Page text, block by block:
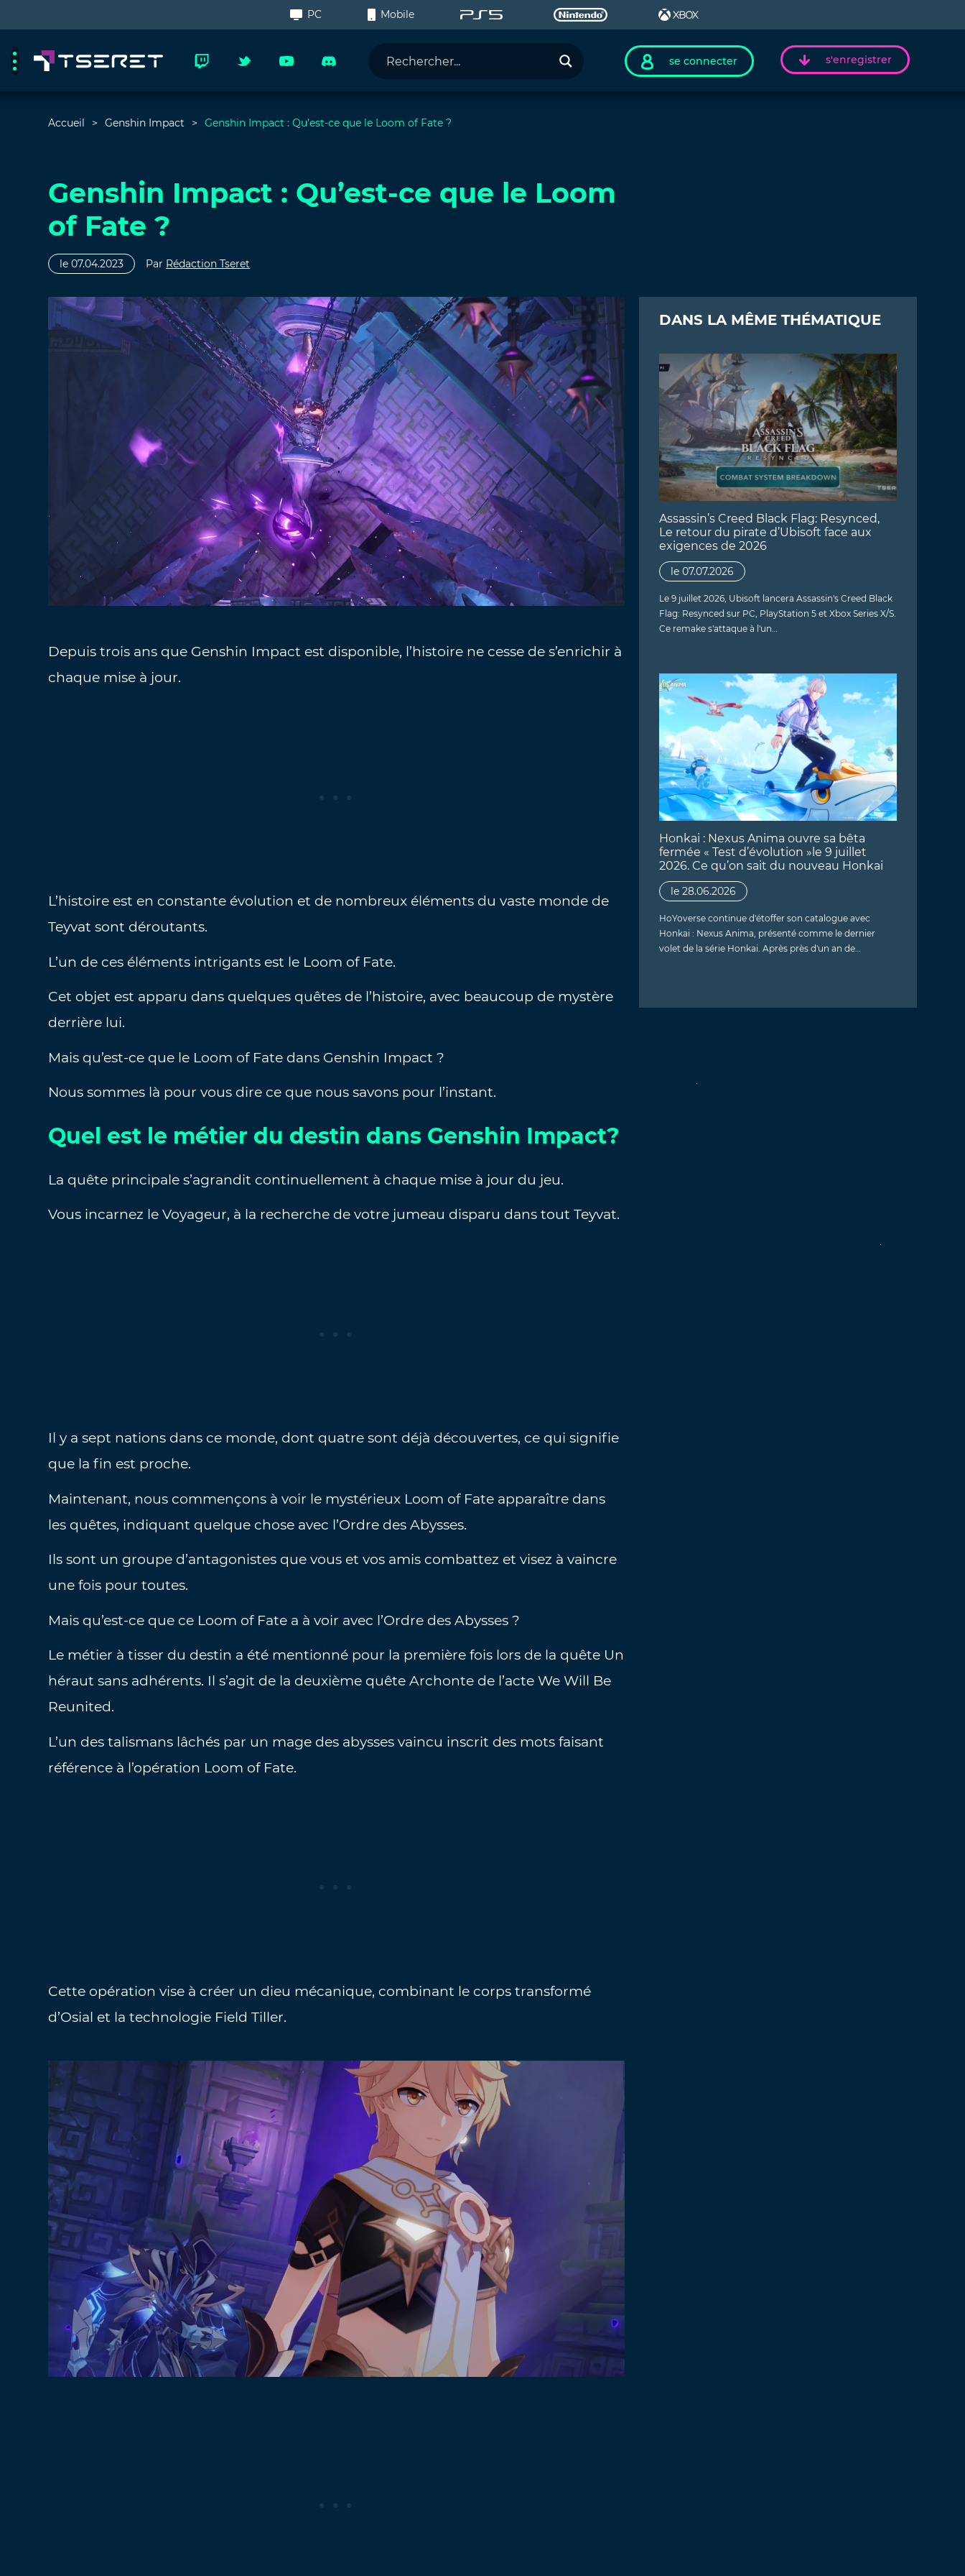
PC Mobile
se connecter s'enregistrer
Accueil Genshin Impact Genshin Impact : Qu’est-ce que le Loom of Fate ?
Genshin Impact : Qu’est-ce que le Loom
of Fate ?
le 07.04.2023 Par Rédaction Tseret
Depuis trois ans que Genshin Impact est disponible, l’histoire ne cesse de s’enrichir à
chaque mise à jour.
L’histoire est en constante évolution et de nombreux éléments du vaste monde de
Teyvat sont déroutants.
L’un de ces éléments intrigants est le Loom of Fate.
Cet objet est apparu dans quelques quêtes de l’histoire, avec beaucoup de mystère
derrière lui.
Mais qu’est-ce que le Loom of Fate dans Genshin Impact ?
Nous sommes là pour vous dire ce que nous savons pour l’instant.
Quel est le métier du destin dans Genshin Impact?
La quête principale s’agrandit continuellement à chaque mise à jour du jeu.
Vous incarnez le Voyageur, à la recherche de votre jumeau disparu dans tout Teyvat.
Il y a sept nations dans ce monde, dont quatre sont déjà découvertes, ce qui signifie
que la fin est proche.
Maintenant, nous commençons à voir le mystérieux Loom of Fate apparaître dans
les quêtes, indiquant quelque chose avec l’Ordre des Abysses.
Ils sont un groupe d’antagonistes que vous et vos amis combattez et visez à vaincre
une fois pour toutes.
Mais qu’est-ce que ce Loom of Fate a à voir avec l’Ordre des Abysses ?
Le métier à tisser du destin a été mentionné pour la première fois lors de la quête Un
héraut sans adhérents. Il s’agit de la deuxième quête Archonte de l’acte We Will Be
Reunited.
L’un des talismans lâchés par un mage des abysses vaincu inscrit des mots faisant
référence à l’opération Loom of Fate.
Cette opération vise à créer un dieu mécanique, combinant le corps transformé
d’Osial et la technologie Field Tiller.
DANS LA MÊME THÉMATIQUE
Assassin’s Creed Black Flag: Resynced,
Le retour du pirate d’Ubisoft face aux
exigences de 2026
le 07.07.2026
Le 9 juillet 2026, Ubisoft lancera Assassin's Creed Black
Flag: Resynced sur PC, PlayStation 5 et Xbox Series X/S.
Ce remake s'attaque à l'un…
Honkai : Nexus Anima ouvre sa bêta
fermée « Test d’évolution »le 9 juillet
2026. Ce qu’on sait du nouveau Honkai
le 28.06.2026
HoYoverse continue d'étoffer son catalogue avec
Honkai : Nexus Anima, présenté comme le dernier
volet de la série Honkai. Après près d'un an de…